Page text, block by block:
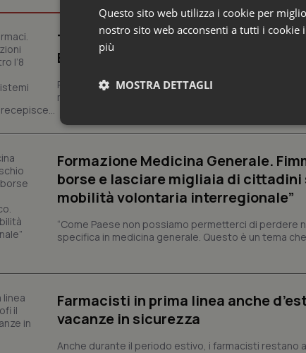
Tracciabilità dei farmaci. Dal
Entro l’8 febbraio 2027
Pronta la circolare con le istruzioni operative fornite
modello europeo di tracciabilità del farmaco basato
Formazione Medicina Generale.
borse e lasciare migliaia di
mobilità volontaria interregionale”
“Come Paese non possiamo permetterci di perdere
specifica in medicina generale. Questo è un tema
Farmacisti in prima linea anche
vacanze in sicurezza
Anche durante il periodo estivo, i farmacisti restano
Questo sito web utilizza i cookie per
nostro sito web acconsenti a tutti i
più
MOSTRA DETTAGLI
Necessari
Necessari
VISITOR_PRIVACY_METADATA
YouTube